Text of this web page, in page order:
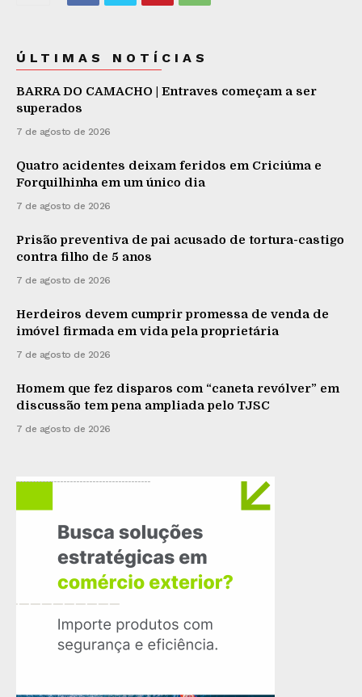
ÚLTIMAS NOTÍCIAS
BARRA DO CAMACHO | Entraves começam a ser
superados
7 de agosto de 2026
Quatro acidentes deixam feridos em Criciúma e
Forquilhinha em um único dia
7 de agosto de 2026
Prisão preventiva de pai acusado de tortura-castigo
contra filho de 5 anos
7 de agosto de 2026
Herdeiros devem cumprir promessa de venda de
imóvel firmada em vida pela proprietária
7 de agosto de 2026
Homem que fez disparos com “caneta revólver” em
discussão tem pena ampliada pelo TJSC
7 de agosto de 2026